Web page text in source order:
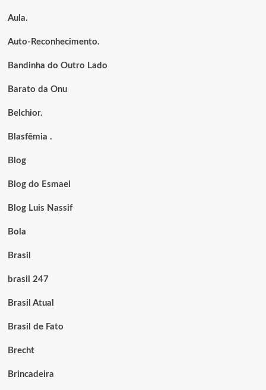
Aula.
Auto-Reconhecimento.
Bandinha do Outro Lado
Barato da Onu
Belchior.
Blasfêmia .
Blog
Blog do Esmael
Blog Luis Nassif
Bola
Brasil
brasil 247
Brasil Atual
Brasil de Fato
Brecht
Brincadeira